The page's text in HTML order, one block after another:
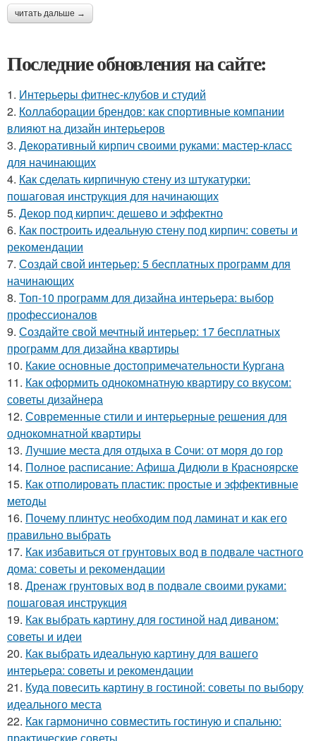
читать дальше →
Последние обновления на сайте:
1. Интерьеры фитнес-клубов и студий
2. Коллаборации брендов: как спортивные компании
влияют на дизайн интерьеров
3. Декоративный кирпич своими руками: мастер-класс
для начинающих
4. Как сделать кирпичную стену из штукатурки:
пошаговая инструкция для начинающих
5. Декор под кирпич: дешево и эффектно
6. Как построить идеальную стену под кирпич: советы и
рекомендации
7. Создай свой интерьер: 5 бесплатных программ для
начинающих
8. Топ-10 программ для дизайна интерьера: выбор
профессионалов
9. Создайте свой мечтный интерьер: 17 бесплатных
программ для дизайна квартиры
10. Какие основные достопримечательности Кургана
11. Как оформить однокомнатную квартиру со вкусом:
советы дизайнера
12. Современные стили и интерьерные решения для
однокомнатной квартиры
13. Лучшие места для отдыха в Сочи: от моря до гор
14. Полное расписание: Афиша Дидюли в Красноярске
15. Как отполировать пластик: простые и эффективные
методы
16. Почему плинтус необходим под ламинат и как его
правильно выбрать
17. Как избавиться от грунтовых вод в подвале частного
дома: советы и рекомендации
18. Дренаж грунтовых вод в подвале своими руками:
пошаговая инструкция
19. Как выбрать картину для гостиной над диваном:
советы и идеи
20. Как выбрать идеальную картину для вашего
интерьера: советы и рекомендации
21. Куда повесить картину в гостиной: советы по выбору
идеального места
22. Как гармонично совместить гостиную и спальню: